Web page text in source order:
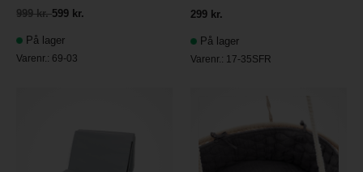
999 kr.599 kr.
På lager
Varenr.: 69-03
299 kr.
På lager
Varenr.: 17-35SFR